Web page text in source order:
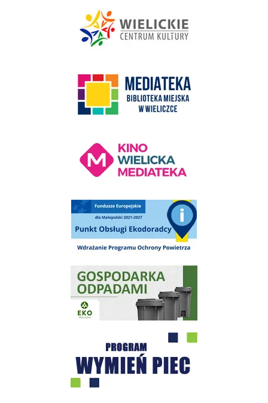
Punkt Obsługi Ekodoradcy Wieliczka
Gospodarka odpadami na terenie Miasta i Gminy Wieliczka
Program "Czyste Powietrze" - Wieliczka